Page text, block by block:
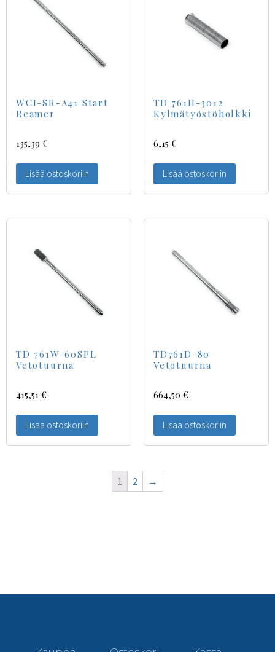
WCI-SR-A41 Start
Reamer
135,39 €
Lisää ostoskoriin
TD 761H-3012
Kylmätyöstöholkki
6,15 €
Lisää ostoskoriin
TD 761W-60SPL
Vetotuurna
415,51 €
Lisää ostoskoriin
TD761D-80
Vetotuurna
664,50 €
Lisää ostoskoriin
1 2 →